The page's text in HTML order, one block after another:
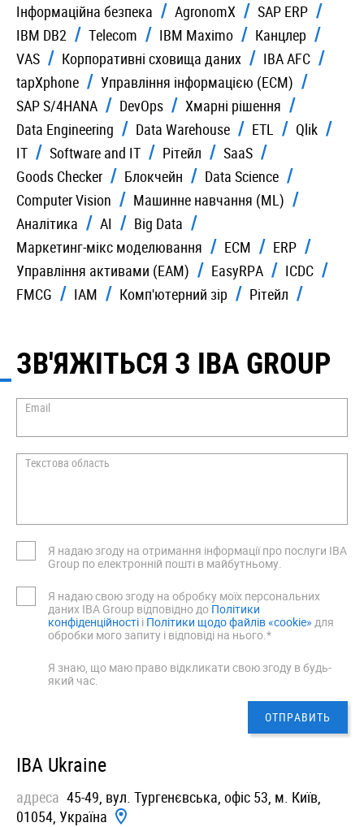
Iнформаційна безпека
AgronomX
SAP ERP
IBM DB2
Telecom IBM Maximo
Канцлер
VAS
Корпоративні сховища даних
IBA AFC
tapXphone
Управління інформацією (ECM)
SAP S/4HANA
DevOps
Хмарні рішення
Data Engineering
Data Warehouse ETL
Qlik
IT
Software and IT Рітейл
SaaS
Goods Checker
Блокчейн
Data Science
Computer Vision
Машинне навчання (ML)
Аналітика
AI
Big Data
Маркетинг-мікс моделювання
ECM
ERP
Управління активами (EAM)
EasyRPA
ICDC
FMCG
IAM Комп'ютерний зір Рiтейл
ЗВ'ЯЖІТЬСЯ З IBA GROUP
Email
Текстова область
Я надаю згоду на отримання інформації про послуги IBA
Group по електронній пошті в майбутньому.
Я надаю свою згоду на обробку моїх персональних
даних IBA Group відповідно до Політики
конфіденційності i Політики щодо файлів «cookie» для
обробки мого запиту і відповіді на нього.*
Я знаю, що маю право відкликати свою згоду в будь-
який час.
IBA Ukraine
адреса 45-49, вул. Тургенєвська, офiс 53, м. Київ,
01054, Україна